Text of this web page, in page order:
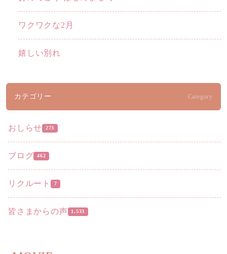
ワクワクな2月
嬉しい別れ
カテゴリー Category
おしらせ 273
ブログ 462
リクルート 7
皆さまからの声 1,533